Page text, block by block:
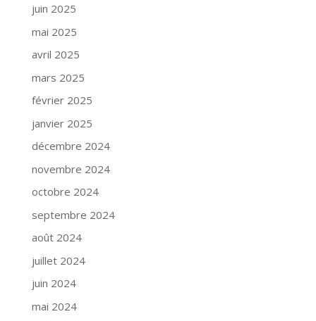
juin 2025
mai 2025
avril 2025
mars 2025
février 2025
janvier 2025
décembre 2024
novembre 2024
octobre 2024
septembre 2024
août 2024
juillet 2024
juin 2024
mai 2024